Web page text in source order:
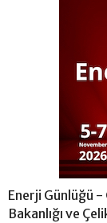
Enerji Günlüğü
Bakanlığı ve